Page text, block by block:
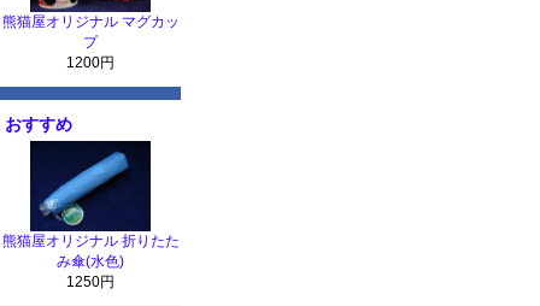
熊猫屋オリジナル マグカッ
プ
1200円
おすすめ
熊猫屋オリジナル 折りたた
み傘(水色)
1250円